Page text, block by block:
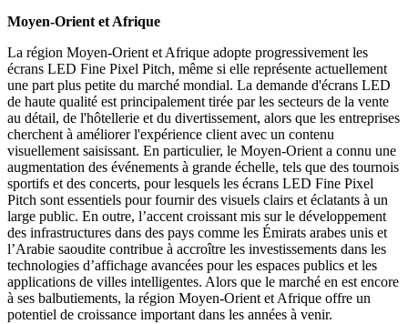
Moyen-Orient et Afrique
La région Moyen-Orient et Afrique adopte progressivement les
écrans LED Fine Pixel Pitch, même si elle représente actuellement
une part plus petite du marché mondial. La demande d'écrans LED
de haute qualité est principalement tirée par les secteurs de la vente
au détail, de l'hôtellerie et du divertissement, alors que les entreprises
cherchent à améliorer l'expérience client avec un contenu
visuellement saisissant. En particulier, le Moyen-Orient a connu une
augmentation des événements à grande échelle, tels que des tournois
sportifs et des concerts, pour lesquels les écrans LED Fine Pixel
Pitch sont essentiels pour fournir des visuels clairs et éclatants à un
large public. En outre, l’accent croissant mis sur le développement
des infrastructures dans des pays comme les Émirats arabes unis et
l’Arabie saoudite contribue à accroître les investissements dans les
technologies d’affichage avancées pour les espaces publics et les
applications de villes intelligentes. Alors que le marché en est encore
à ses balbutiements, la région Moyen-Orient et Afrique offre un
potentiel de croissance important dans les années à venir.